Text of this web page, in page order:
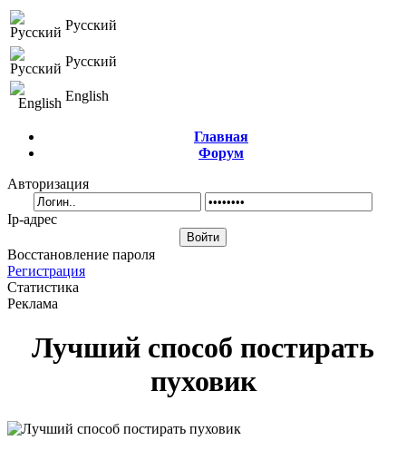
Русский
Русский
English
Главная
Форум
Авторизация
Ip-адрес
Восстановление пароля
Регистрация
Статистика
Реклама
Лучший способ постирать
пуховик